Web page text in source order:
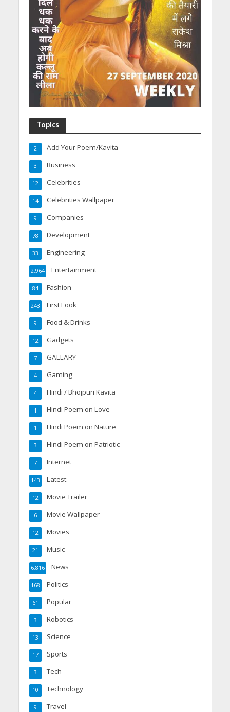
Topics
Add Your Poem/Kavita
2
Business
3
Celebrities
12
Celebrities Wallpaper
14
Companies
9
Development
78
Engineering
33
Entertainment
2,964
Fashion
84
First Look
243
Food & Drinks
9
Gadgets
12
GALLARY
7
Gaming
4
Hindi / Bhojpuri Kavita
4
Hindi Poem on Love
1
Hindi Poem on Nature
1
Hindi Poem on Patriotic
3
Internet
7
Latest
143
Movie Trailer
12
Movie Wallpaper
6
Movies
12
Music
21
News
6,816
Politics
168
Popular
61
Robotics
3
Science
13
Sports
17
Tech
3
Technology
10
Travel
9